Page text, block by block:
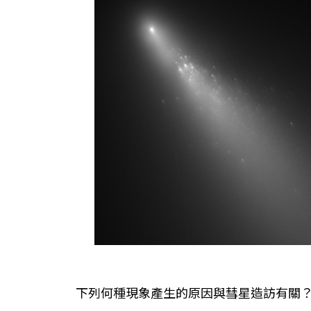
下列何種現象產生的原因與彗星造訪有關